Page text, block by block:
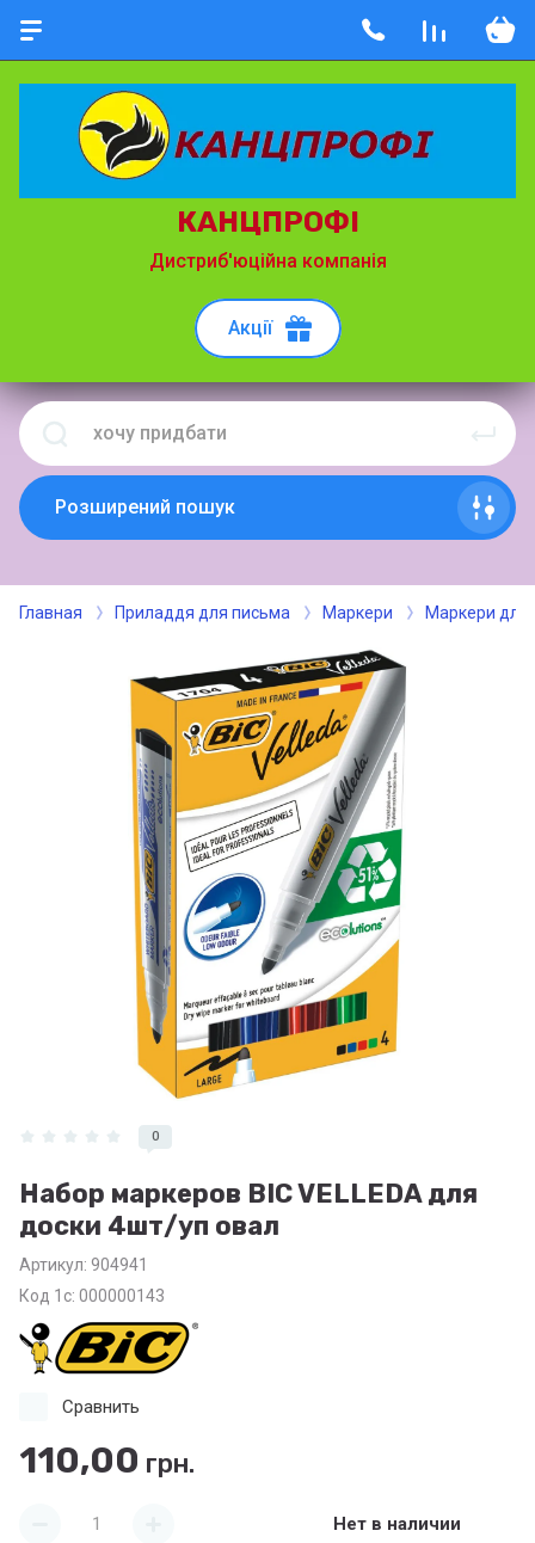
КАНЦПРОФІ
Дистриб'юційна компанія
Акції
Розширений пошук
Главная Приладдя для письма Маркери Маркери для
0
Набор маркеров BIC VELLEDA для
доски 4шт/уп овал
Артикул: 904941
Код 1с: 000000143
110,00 грн.
Сравнить
Нет в наличии